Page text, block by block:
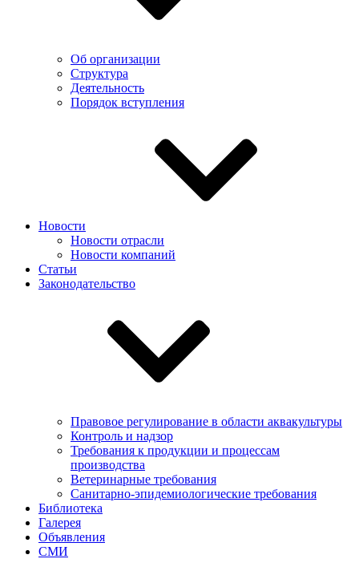
Об организации
Структура
Деятельность
Порядок вступления
Новости
Новости отрасли
Новости компаний
Статьи
Законодательство
Правовое регулирование в области аквакультуры
Контроль и надзор
Требования к продукции и процессам
производства
Ветеринарные требования
Санитарно-эпидемиологические требования
Библиотека
Галерея
Объявления
СМИ